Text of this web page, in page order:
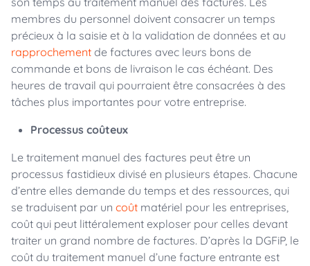
membres du personnel doivent consacrer un temps
précieux à la saisie et à la validation de données et au
rapprochement de factures avec leurs bons de
commande et bons de livraison le cas échéant. Des
heures de travail qui pourraient être consacrées à des
tâches plus importantes pour votre entreprise.
Processus coûteux
Le traitement manuel des factures peut être un
processus fastidieux divisé en plusieurs étapes. Chacune
d’entre elles demande du temps et des ressources, qui
se traduisent par un coût matériel pour les entreprises,
coût qui peut littéralement exploser pour celles devant
traiter un grand nombre de factures. D’après la DGFiP, le
coût du traitement manuel d’une facture entrante est